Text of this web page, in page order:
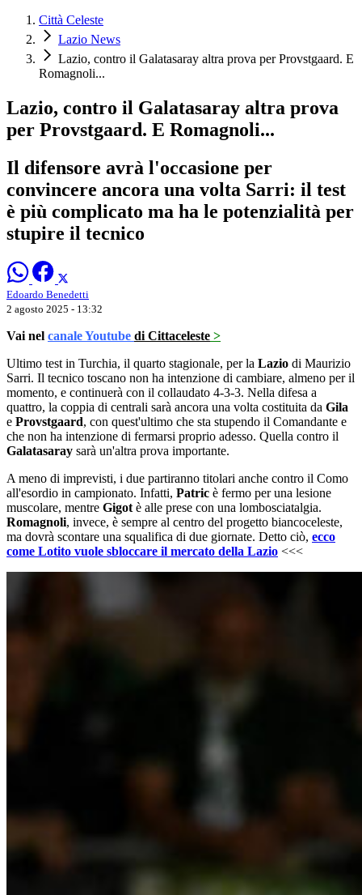
Città Celeste
Lazio News
Lazio, contro il Galatasaray altra prova per Provstgaard. E
Romagnoli...
Lazio, contro il Galatasaray altra prova
per Provstgaard. E Romagnoli...
Il difensore avrà l'occasione per
convincere ancora una volta Sarri: il test
è più complicato ma ha le potenzialità per
stupire il tecnico
Edoardo Benedetti
2 agosto 2025 - 13:32
Vai nel canale Youtube di Cittaceleste >
Ultimo test in Turchia, il quarto stagionale, per la Lazio di Maurizio
Sarri. Il tecnico toscano non ha intenzione di cambiare, almeno per il
momento, e continuerà con il collaudato 4-3-3. Nella difesa a
quattro, la coppia di centrali sarà ancora una volta costituita da Gila
e Provstgaard, con quest'ultimo che sta stupendo il Comandante e
che non ha intenzione di fermarsi proprio adesso. Quella contro il
Galatasaray sarà un'altra prova importante.
A meno di imprevisti, i due partiranno titolari anche contro il Como
all'esordio in campionato. Infatti, Patric è fermo per una lesione
muscolare, mentre Gigot è alle prese con una lombosciatalgia.
Romagnoli, invece, è sempre al centro del progetto biancoceleste,
ma dovrà scontare una squalifica di due giornate. Detto ciò, ecco
come Lotito vuole sbloccare il mercato della Lazio <<<